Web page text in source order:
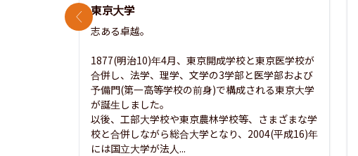
東京大学
志ある卓越。
1877(明治10)年4月、東京開成学校と東京医学校が
合併し、法学、理学、文学の3学部と医学部および
予備門(第一高等学校の前身)で構成される東京大学
が誕生しました。
以後、工部大学校や東京農林学校等、さまざまな学
校と合併しながら総合大学となり、2004(平成16)年
には国立大学が法人...
前のスライド